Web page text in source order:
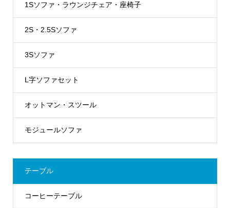
1Sソファ・ラウンジチェア・座椅子
2S・2.5Sソファ
3Sソファ
L字ソファセット
オットマン・スツール
モジュールソファ
テーブル
コーヒーテーブル